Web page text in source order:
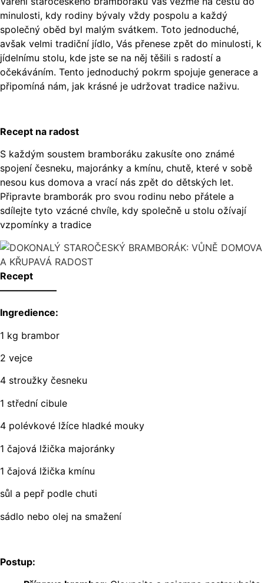
minulosti, kdy rodiny bývaly vždy pospolu a každý
společný oběd byl malým svátkem. Toto jednoduché,
avšak velmi tradiční jídlo, Vás přenese zpět do minulosti, k
jídelnímu stolu, kde jste se na něj těšili s radostí a
očekáváním. Tento jednoduchý pokrm spojuje generace a
připomíná nám, jak krásné je udržovat tradice naživu.
Recept na radost
S každým soustem bramboráku zakusíte ono známé
spojení česneku, majoránky a kmínu, chutě, které v sobě
nesou kus domova a vrací nás zpět do dětských let.
Připravte bramborák pro svou rodinu nebo přátele a
sdílejte tyto vzácné chvíle, kdy společně u stolu ožívají
vzpomínky a tradice
Recept
——————
Ingredience:
1 kg brambor
2 vejce
4 stroužky česneku
1 střední cibule
4 polévkové lžíce hladké mouky
1 čajová lžička majoránky
1 čajová lžička kmínu
sůl a pepř podle chuti
sádlo nebo olej na smažení
Postup: